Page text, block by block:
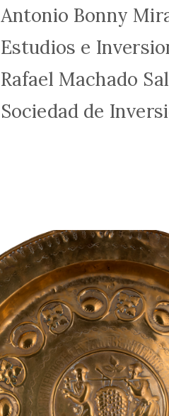
Antonio Bonny
Estudios e
Rafael Machado
Sociedad de